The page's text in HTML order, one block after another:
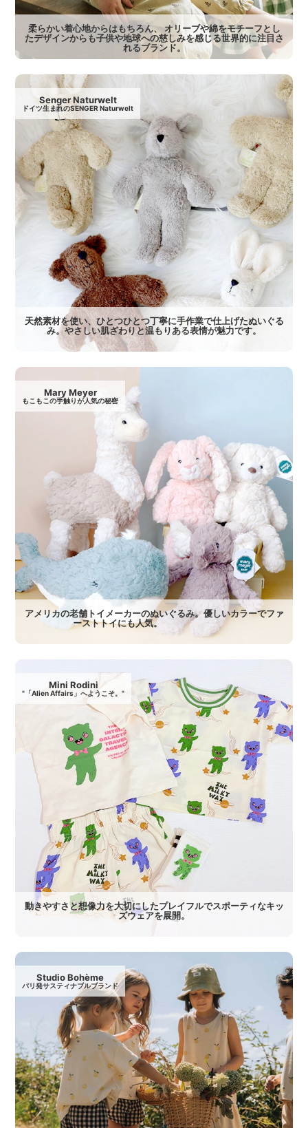
柔らかい着心地からはもちろん、 オリーブや綿をモチーフとし
たデザインからも子供や地球への慈しみを感じる世界的に注目さ
れるブランド。
Senger Naturwelt
ドイツ生まれのSENGER Naturwelt
天然素材を使い、ひとつひとつ丁寧に手作業で仕上げたぬいぐる
み。やさしい肌ざわりと温もりある表情が魅力です。
Mary Meyer
もこもこの手触りが人気の秘密
アメリカの老舗トイメーカーのぬいぐるみ。優しいカラーでファ
ーストトイにも人気。
Mini Rodini
"「Alien Affairs」へようこそ。"
動きやすさと想像力を大切にしたプレイフルでスポーティなキッ
ズウェアを展開。
Studio Bohème
パリ発サスティナブルブランド